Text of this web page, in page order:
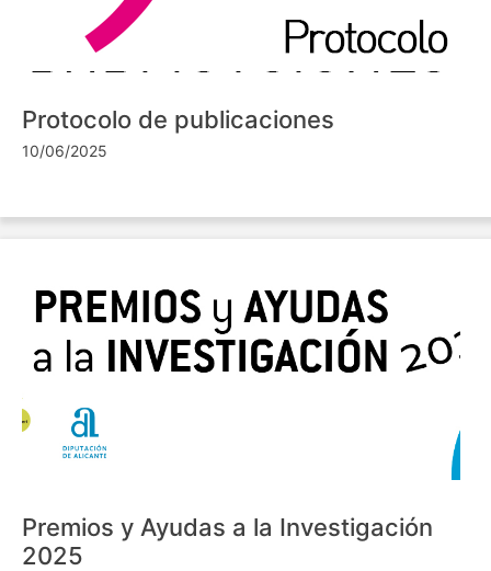
Protocolo de publicaciones
10/06/2025
Premios y Ayudas a la Investigación
2025